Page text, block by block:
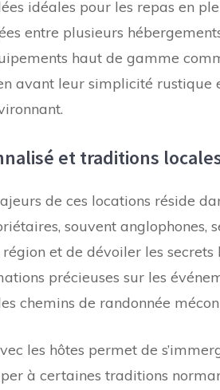
idéales pour les repas en
entre plusieurs
haut de gamme
avant leur simplicité
et traditions
de ces locations réside
souvent
et de dévoiler les
précieuses sur les
chemins de randonnée
les hôtes permet de
à certaines traditions